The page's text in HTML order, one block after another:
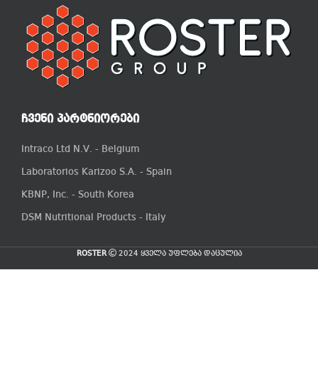
ᲩᲕᲔᲜᲘ ᲞᲐᲠᲢᲜᲘᲝᲠᲔᲑᲘ
Intraco Ltd N.V. - Belgium
Laboratorios Karizoo S.A. - Spain
KBNP, Inc. - South Korea
DSM Nutritional Products - Italy
ROSTER 2024 ყველა უფლება დაცულია